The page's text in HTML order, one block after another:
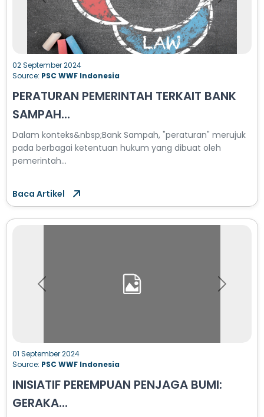
02 September 2024
Source: PSC WWF Indonesia
PERATURAN PEMERINTAH TERKAIT BANK
SAMPAH...
Dalam konteks&nbsp;Bank Sampah, "peraturan" merujuk
pada berbagai ketentuan hukum yang dibuat oleh
pemerintah...
Baca Artikel
Previous Next
01 September 2024
Source: PSC WWF Indonesia
INISIATIF PEREMPUAN PENJAGA BUMI:
GERAKA...